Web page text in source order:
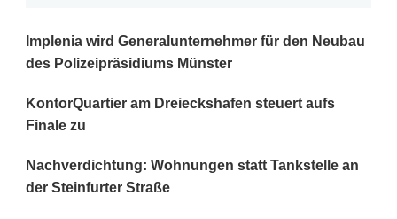
Implenia wird Generalunternehmer für den Neubau
des Polizeipräsidiums Münster
KontorQuartier am Dreieckshafen steuert aufs
Finale zu
Nachverdichtung: Wohnungen statt Tankstelle an
der Steinfurter Straße